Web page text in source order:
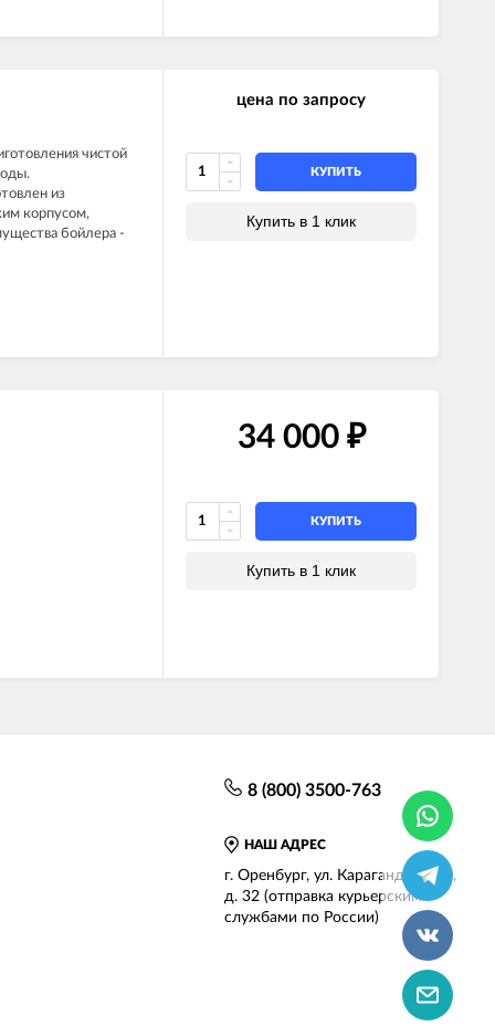
чистой
из
корпусом,
бойлера -
цена по запросу
КУПИТЬ
Купить в 1 клик
34 000 ₽
КУПИТЬ
Купить в 1 клик
НАШ АДРЕС
г. Оренбург, ул. Карагандинская,
д. 32 (отправка курьерскими
службами по России)
8 (800) 3500-763